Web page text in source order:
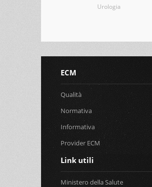
Urologia
ECM
Qualità
Normativa
Informativa
Provider ECM
Link utili
Ministero della Salute